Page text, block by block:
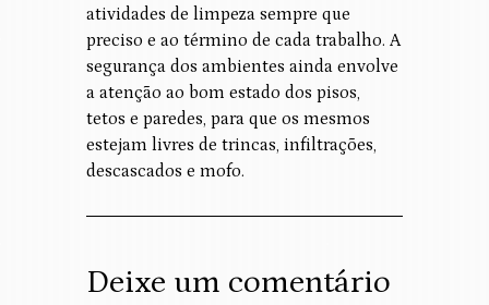
atividades de limpeza sempre que
preciso e ao término de cada trabalho. A
segurança dos ambientes ainda envolve
a atenção ao bom estado dos pisos,
tetos e paredes, para que os mesmos
estejam livres de trincas, infiltrações,
descascados e mofo.
Deixe um comentário